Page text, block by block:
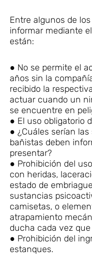
Entre algunos de
informar mediante
están:
● No se permite el
años sin la
recibido la
actuar cuando un
se encuentre en
● El uso obligatorio
● ¿Cuáles serían
bañistas deben
presentar?
● Prohibición del
con heridas,
estado de
sustancias
camisetas, o
atrapamiento
ducha cada vez
● Prohibición del
estanques.